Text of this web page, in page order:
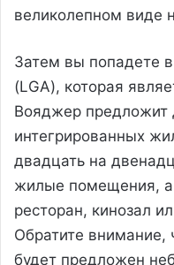
великолепном виде
Затем вы попадете
(LGA), которая
Вояджер предложит
интегрированных
двадцать на
жилые помещения,
ресторан, кинозал
Обратите внимание,
будет предложен